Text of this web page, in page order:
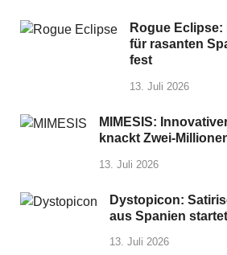
Rogue Eclipse:
für rasanten
fest
13. Juli 2026
MIMESIS:
knackt Zwei-
13. Juli 2026
Dystopicon:
aus Spanien
13. Juli 2026